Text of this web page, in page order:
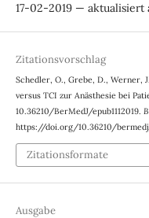
17-02-2019 — aktualisiert
Zitationsvorschlag
Schedler, O., Grebe, D., Werner,
versus TCI zur Anästhesie bei
10.36210/BerMedJ/epub1112019.
https://doi.org/10.36210/
Zitationsformate
Ausgabe